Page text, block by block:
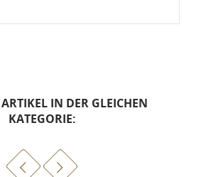
IN DER GLEICHEN
KATEGORIE: